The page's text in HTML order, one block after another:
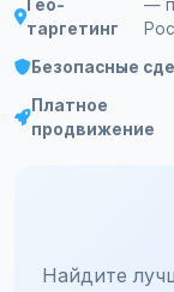
Гео-
таргетинг
—
Безопасные
Платное
продвижение
Найдите